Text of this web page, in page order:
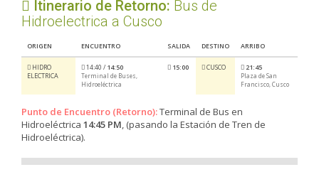
Itinerario de Retorno: Bus de
Hidroelectrica a Cusco
ORIGEN ENCUENTRO SALIDA DESTINO ARRIBO
HIDRO
ELECTRICA
14:40 / 14:50
Terminal de Buses,
Hidroeléctrica
15:00 CUSCO 21:45
Plaza de San
Francisco, Cusco
Punto de Encuentro (Retorno):Terminal de Bus en
Hidroeléctrica 14:45 PM , (pasando la Estación de Tren de
Hidroeléctrica).